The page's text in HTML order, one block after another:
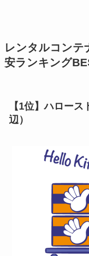
レンタルコンテ
安ランキング
【1位】ハロー
辺）